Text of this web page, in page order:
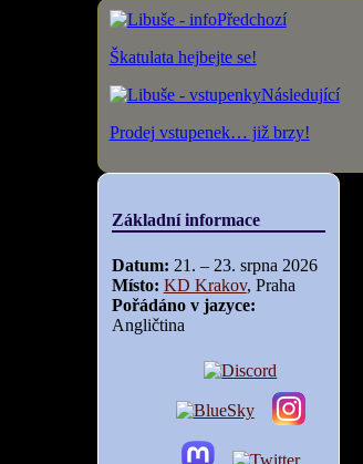
Předchozí
Škatulata hejbejte se!
Následující
Prodej vstupenek… již brzy!
Základní informace
Datum: 21. – 23. srpna 2026
Místo: KD Krakov, Praha
Pořádáno v jazyce:
Angličtina